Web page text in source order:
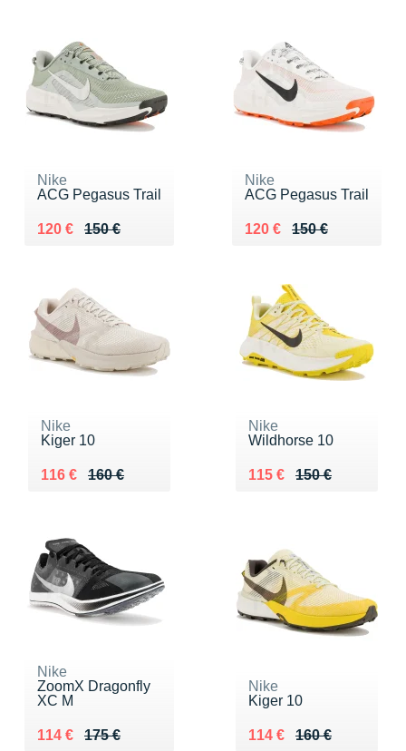
Nike
ACG Pegasus Trail
150 €
Au lieu de 150 €
120 €
Vendu 120 €
Nike
ACG Pegasus Trail
150 €
Au lieu de 150 €
120 €
Vendu 120 €
Nike
Kiger 10
160 €
Au lieu de 160 €
116 €
Vendu 116 €
Nike
Wildhorse 10
150 €
Au lieu de 150 €
115 €
Vendu 115 €
Nike
ZoomX Dragonfly
XC M
175 €
Au lieu de 175 €
114 €
Vendu 114 €
Nike
Kiger 10
160 €
Au lieu de 160 €
114 €
Vendu 114 €